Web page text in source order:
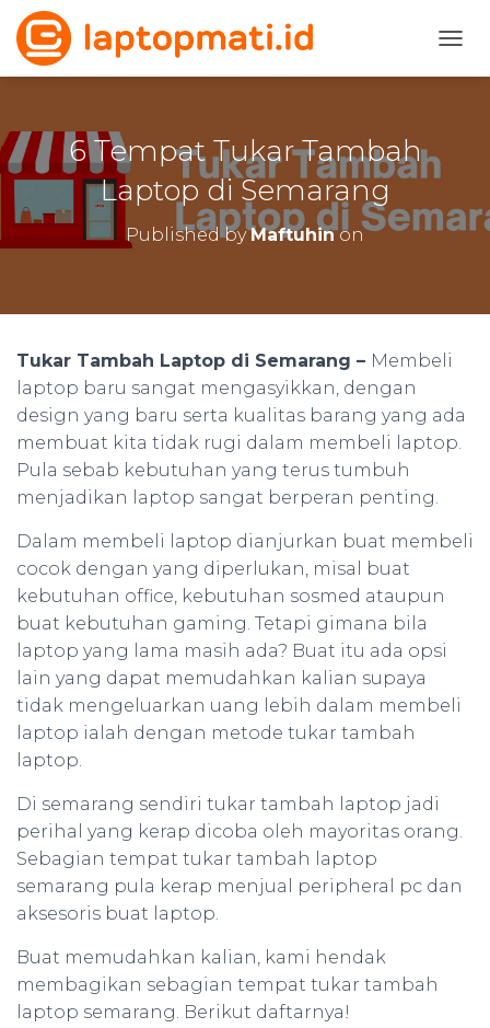
6 Tempat Tukar Tambah
Laptop di Semarang
Published byMaftuhinon
Tukar Tambah Laptop di Semarang – Membeli
laptop baru sangat mengasyikkan, dengan
design yang baru serta kualitas barang yang ada
membuat kita tidak rugi dalam membeli laptop.
Pula sebab kebutuhan yang terus tumbuh
menjadikan laptop sangat berperan penting.
Dalam membeli laptop dianjurkan buat membeli
cocok dengan yang diperlukan, misal buat
kebutuhan office, kebutuhan sosmed ataupun
buat kebutuhan gaming. Tetapi gimana bila
laptop yang lama masih ada? Buat itu ada opsi
lain yang dapat memudahkan kalian supaya
tidak mengeluarkan uang lebih dalam membeli
laptop ialah dengan metode tukar tambah
laptop.
Di semarang sendiri tukar tambah laptop jadi
perihal yang kerap dicoba oleh mayoritas orang.
Sebagian tempat tukar tambah laptop
semarang pula kerap menjual peripheral pc dan
aksesoris buat laptop.
Buat memudahkan kalian, kami hendak
membagikan sebagian tempat tukar tambah
laptop semarang. Berikut daftarnya!